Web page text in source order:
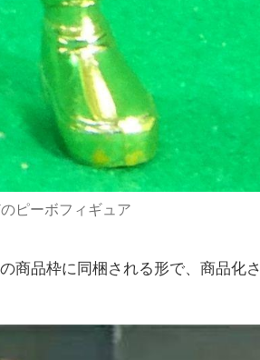
ピーボフィギュア
商品枠に同梱される形で、商品化さ